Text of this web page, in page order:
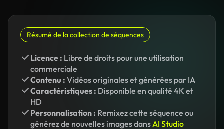
Résumé de la collection de séquences
Licence : Libre de droits pour une utilisation
commerciale
Contenu : Vidéos originales et générées par IA
Caractéristiques : Disponible en qualité 4K et
HD
Personnalisation : Remixez cette séquence ou
générez de nouvelles images dansAI Studio